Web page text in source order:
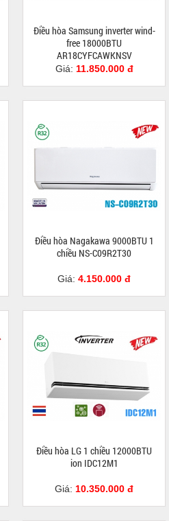
Điều hòa Samsung inverter wind-
free 18000BTU
AR18CYFCAWKNSV
Giá: 11.850.000 đ
Điều hòa Nagakawa 9000BTU 1
chiều NS-C09R2T30
Giá: 4.150.000 đ
Điều hòa LG 1 chiều 12000BTU
ion IDC12M1
Giá: 10.350.000 đ